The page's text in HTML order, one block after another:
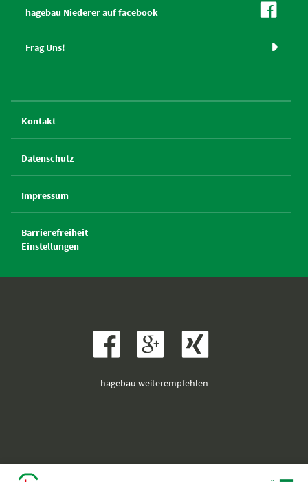
hagebau Niederer auf facebook 
Frag Uns! 
Kontakt
Datenschutz
Impressum
Barrierefreiheit
Einstellungen
hagebau weiterempfehlen